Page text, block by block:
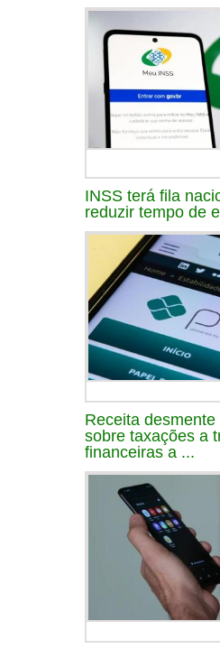
INSS terá fila
reduzir tempo de
Receita
sobre taxações a
financeiras a ...